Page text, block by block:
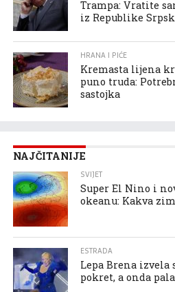
Trampa: Vratite
iz Republike
HRANA I PIĆE
Kremasta lijena
puno truda:
sastojka
NAJČITANIJE
SVIJET
Super El Nino i
okeanu: Kakva
ESTRADA
Lepa Brena izvela
pokret, a onda